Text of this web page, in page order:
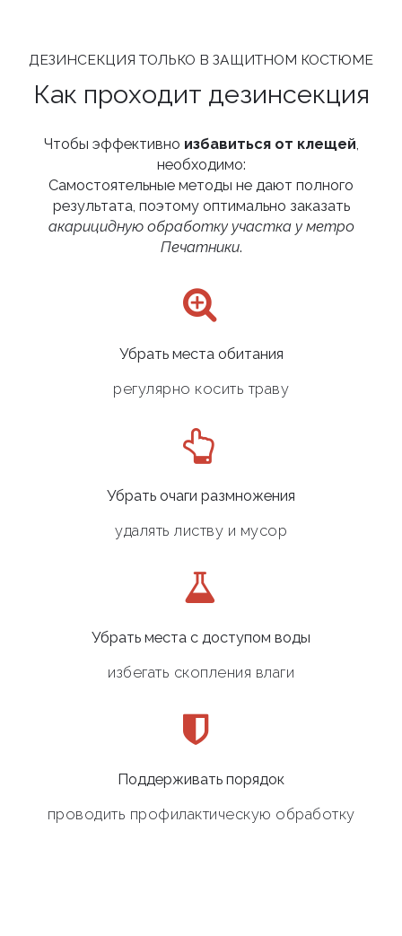
ДЕЗИНСЕКЦИЯ ТОЛЬКО В ЗАЩИТНОМ КОСТЮМЕ
Как проходит дезинсекция
Чтобы эффективно избавиться от клещей,
необходимо:
Самостоятельные методы не дают полного
результата, поэтому оптимально заказать
акарицидную обработку участка у метро
Печатники.
Убрать места обитания
регулярно косить траву
Убрать очаги размножения
удалять листву и мусор
Убрать места с доступом воды
избегать скопления влаги
Поддерживать порядок
проводить профилактическую обработку